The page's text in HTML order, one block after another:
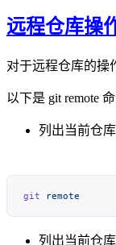
远程仓库操
对于远程仓库的操
以下是 git remote
列出当前仓
git
列出当前仓